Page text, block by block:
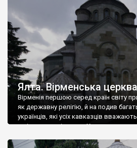
Ялта. Вірменська
Вірменія першою серед країн світу
як державну релігію, й на подив
українців, які усіх кавказців
є відданими вірянами Христа